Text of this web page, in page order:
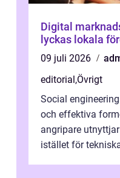
Digital
lyckas lokala
09 juli 2026
editorial,Övrigt
Social
och effektiva
angripare
istället för